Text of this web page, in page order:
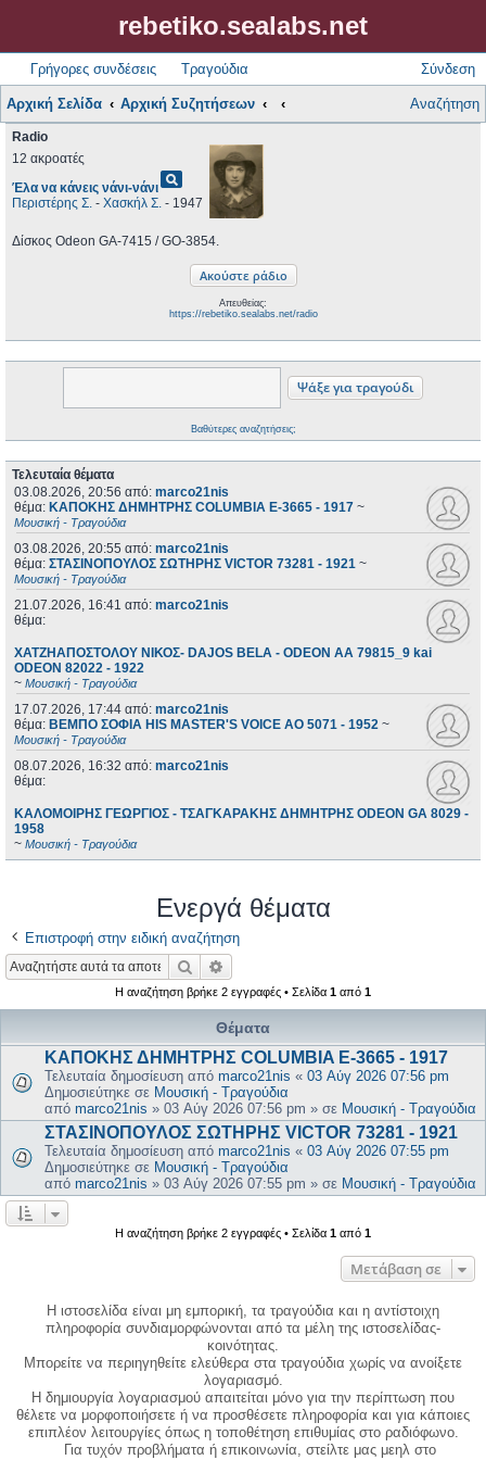
rebetiko.sealabs.net
Γρήγορες συνδέσεις Τραγούδια Σύνδεση
Αρχική Σελίδα Αρχική Συζητήσεων Αναζήτηση
Radio
12 ακροατές
Έλα να κάνεις νάνι-νάνιpageview
Περιστέρης Σ. - Χασκήλ Σ. - 1947
Δίσκος Odeon GA-7415 / GO-3854.
Απευθείας:
https://rebetiko.sealabs.net/radio
Βαθύτερες αναζητήσεις;
Τελευταία θέματα
03.08.2026, 20:56 από: marco21nis
θέμα: ΚΑΠΟΚΗΣ ΔΗΜΗΤΡΗΣ COLUMBIA E-3665 - 1917 ~
Μουσική - Τραγούδια
03.08.2026, 20:55 από: marco21nis
θέμα: ΣΤΑΣΙΝΟΠΟΥΛΟΣ ΣΩΤΗΡΗΣ VICTOR 73281 - 1921 ~
Μουσική - Τραγούδια
21.07.2026, 16:41 από: marco21nis
θέμα:
ΧΑΤΖΗΑΠΟΣΤΟΛΟΥ ΝΙΚΟΣ- DAJOS BELA - ODEON AA 79815_9 kai
ODEON 82022 - 1922
~ Μουσική - Τραγούδια
17.07.2026, 17:44 από: marco21nis
θέμα: ΒΕΜΠΟ ΣΟΦΙΑ HIS MASTER'S VOICE AO 5071 - 1952 ~
Μουσική - Τραγούδια
08.07.2026, 16:32 από: marco21nis
θέμα:
ΚΑΛΟΜΟΙΡΗΣ ΓΕΩΡΓΙΟΣ - ΤΣΑΓΚΑΡΑΚΗΣ ΔΗΜΗΤΡΗΣ ODEON GA 8029 -
1958
~ Μουσική - Τραγούδια
Ενεργά θέματα
Επιστροφή στην ειδική αναζήτηση
Αναζήτηση
Η αναζήτηση βρήκε 2 εγγραφές • Σελίδα 1 από 1
Θέματα
ΚΑΠΟΚΗΣ ΔΗΜΗΤΡΗΣ COLUMBIA E-3665 - 1917
Τελευταία δημοσίευση από marco21nis « 03 Αύγ 2026 07:56 pm
Δημοσιεύτηκε σε Μουσική - Τραγούδια
από marco21nis » 03 Αύγ 2026 07:56 pm » σε Μουσική - Τραγούδια
ΣΤΑΣΙΝΟΠΟΥΛΟΣ ΣΩΤΗΡΗΣ VICTOR 73281 - 1921
Τελευταία δημοσίευση από marco21nis « 03 Αύγ 2026 07:55 pm
Δημοσιεύτηκε σε Μουσική - Τραγούδια
από marco21nis » 03 Αύγ 2026 07:55 pm » σε Μουσική - Τραγούδια
Η αναζήτηση βρήκε 2 εγγραφές • Σελίδα 1 από 1
Μετάβαση σε
Η ιστοσελίδα είναι μη εμπορική, τα τραγούδια και η αντίστοιχη
πληροφορία συνδιαμορφώνονται από τα μέλη της ιστοσελίδας-
κοινότητας.
Μπορείτε να περιηγηθείτε ελεύθερα στα τραγούδια χωρίς να ανοίξετε
λογαριασμό.
Η δημιουργία λογαριασμού απαιτείται μόνο για την περίπτωση που
θέλετε να μορφοποιήσετε ή να προσθέσετε πληροφορία και για κάποιες
επιπλέον λειτουργίες όπως η τοποθέτηση επιθυμίας στο ραδιόφωνο.
Για τυχόν προβλήματα ή επικοινωνία, στείλτε μας μεηλ στο